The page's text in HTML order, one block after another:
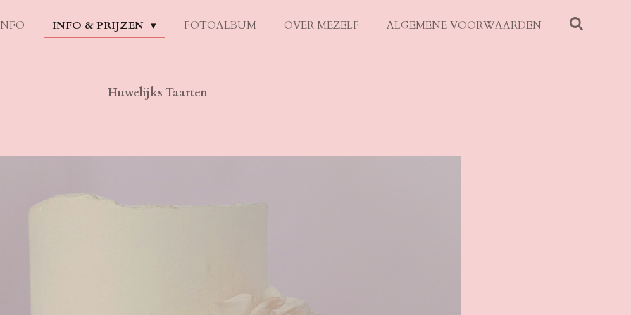
INFO & PRIJZEN FOTOALBUM OVER MEZELF ALGEMENE VOORWAARDEN
Huwelijks Taarten